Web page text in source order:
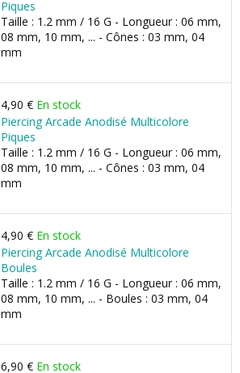
Piques
Taille : 1.2 mm / 16 G - Longueur : 06 mm,
08 mm, 10 mm, ... - Cônes : 03 mm, 04
mm
4,90 € En stock
Piercing Arcade Anodisé Multicolore
Piques
Taille : 1.2 mm / 16 G - Longueur : 06 mm,
08 mm, 10 mm, ... - Cônes : 03 mm, 04
mm
4,90 € En stock
Piercing Arcade Anodisé Multicolore
Boules
Taille : 1.2 mm / 16 G - Longueur : 06 mm,
08 mm, 10 mm, ... - Boules : 03 mm, 04
mm
6,90 € En stock